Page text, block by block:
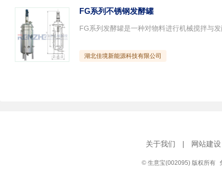
FG系列不锈钢发酵罐
湖北佳境新能源科技有限公司
关于我们 | 网站建设
© 生意宝(002095) 版权所有